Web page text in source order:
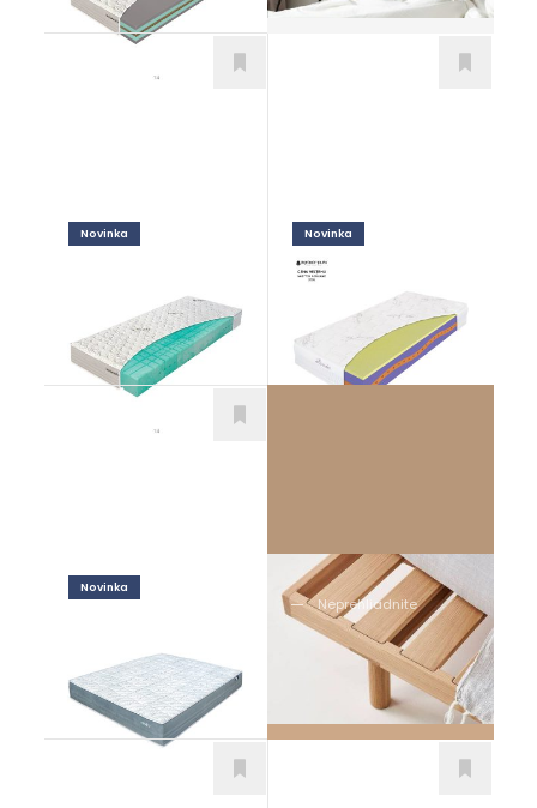
Novinka Novinka
Lavender Honey
Novinka
Matrace
Neprehliadnite
Vyberte si správny
rošt k vášmu
matracu